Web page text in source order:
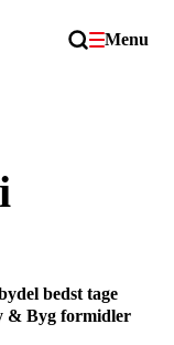
Menu
bedst tage
& Byg formidler